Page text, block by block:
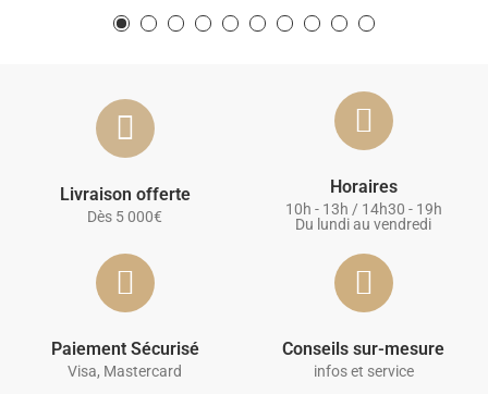
Livraison offerte
Dès 5 000€
Horaires
10h - 13h / 14h30 - 19h
Du lundi au vendredi
Paiement Sécurisé
Visa, Mastercard
Conseils sur-mesure
infos et service